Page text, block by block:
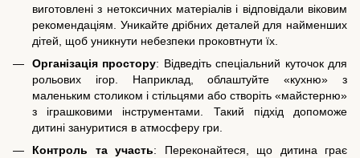
виготовлені з нетоксичних матеріалів і відповідали віковим
рекомендаціям. Уникайте дрібних деталей для найменших
дітей, щоб уникнути небезпеки проковтнути їх.
Організація простору: Відведіть спеціальний куточок для
рольових ігор. Наприклад, облаштуйте «кухню» з
маленьким столиком і стільцями або створіть «майстерню»
з іграшковими інструментами. Такий підхід допоможе
дитині зануритися в атмосферу гри.
Контроль та участь: Переконайтеся, що дитина грає